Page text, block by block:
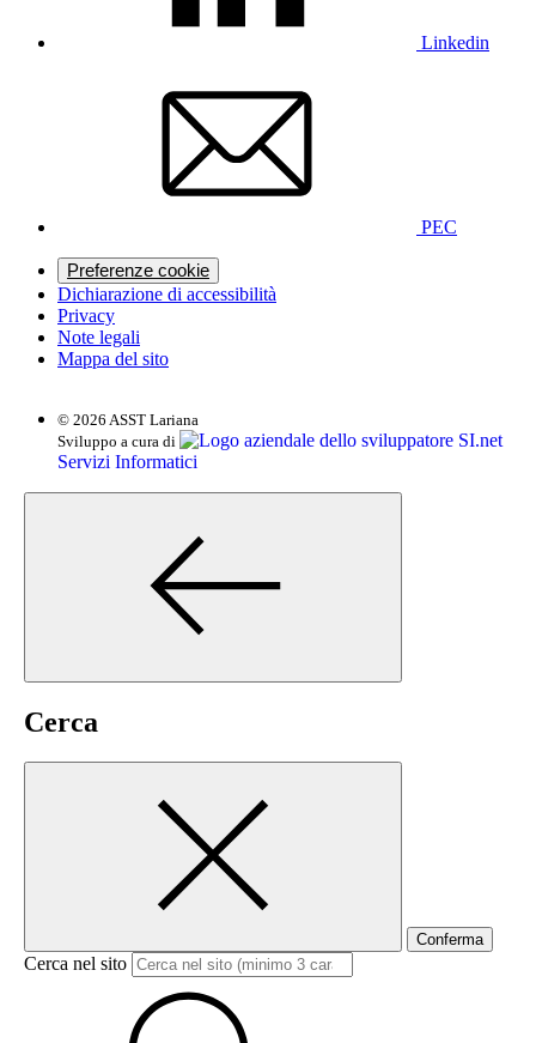
Linkedin
PEC
Preferenze cookie
Dichiarazione di accessibilità
Privacy
Note legali
Mappa del sito
© 2026 ASST Lariana
Sviluppo a cura di
SI.net
Servizi Informatici
Cerca
Conferma
Cerca nel sito